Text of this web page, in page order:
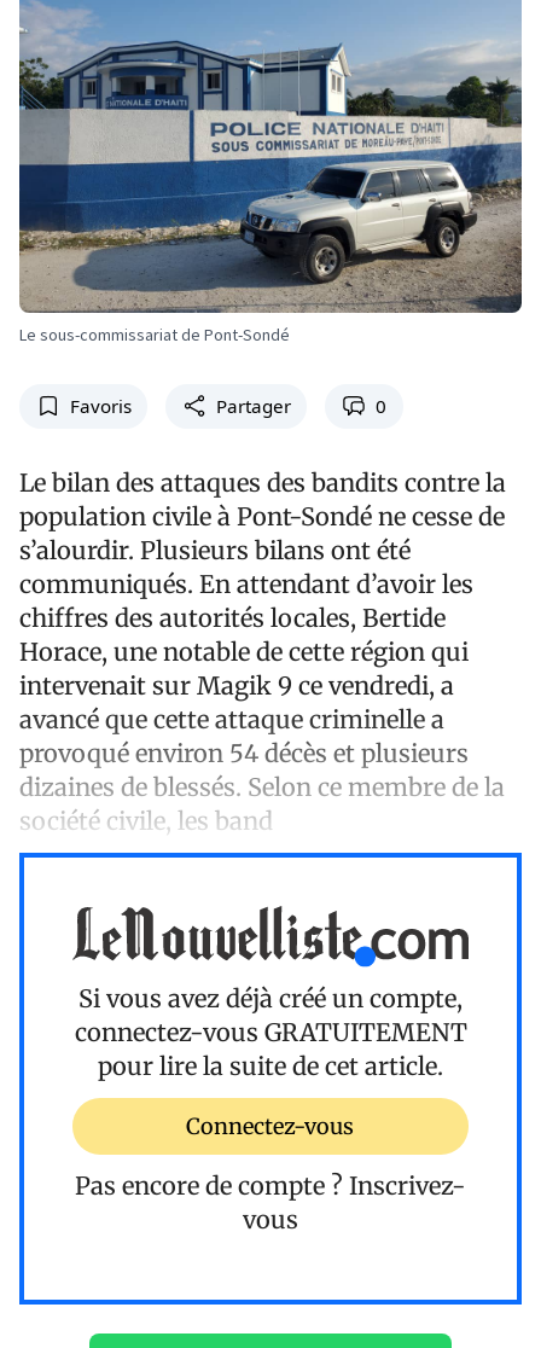
Le sous-commissariat de Pont-Sondé
Favoris Partager 0
Le bilan des attaques des bandits contre la
population civile à Pont-Sondé ne cesse de
s’alourdir. Plusieurs bilans ont été
communiqués. En attendant d’avoir les
chiffres des autorités locales, Bertide
Horace, une notable de cette région qui
intervenait sur Magik 9 ce vendredi, a
avancé que cette attaque criminelle a
provoqué environ 54 décès et plusieurs
dizaines de blessés. Selon ce membre de la
société civile, les band
Si vous avez déjà créé un compte,
connectez-vous GRATUITEMENT
pour lire la suite de cet article.
Connectez-vous
Pas encore de compte ? Inscrivez-
vous